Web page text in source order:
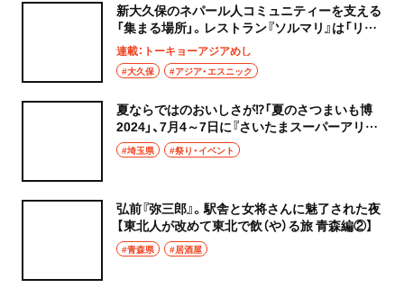
新大久保のネパール人コミュニティーを支える
「集まる場所」。レストラン『ソルマリ』は「リト
ル・カトマンズ」の交差点
連載：トーキョーアジアめし
#大久保 #アジア・エスニック
夏ならではのおいしさが⁉「夏のさつまいも博
2024」、7月4～7日に『さいたまスーパーアリー
ナ』で開催
#埼玉県 #祭り・イベント
弘前『弥三郎』。駅舎と女将さんに魅了された夜
【東北人が改めて東北で飲（や）る旅 青森編②】
#青森県 #居酒屋